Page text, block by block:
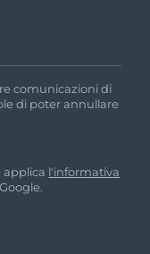
comunicazioni di
di poter annullare
applica l'informativa